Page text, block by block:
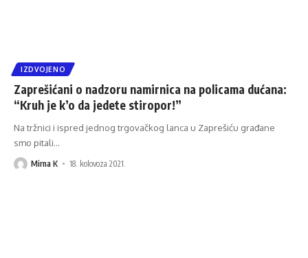
IZDVOJENO
Zaprešićani o nadzoru namirnica na policama dućana:
“Kruh je k’o da jedete stiropor!”
Na tržnici i ispred jednog trgovačkog lanca u Zaprešiću građane
smo pitali…
Mirna K 18. kolovoza 2021.